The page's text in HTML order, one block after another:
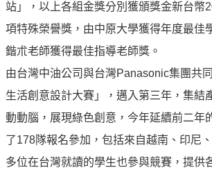
油
品
牌
神
零
中
油
站」，以上各組金獎分別獲頒獎金新台幣
項特殊榮譽獎，由中原大學獲得年度最佳
鍇朮老師獲得最佳指導老師獎。
由台灣中油公司與台灣Panasonic集團共
生活創意設計大賽」，邁入第三年，集結
動動腦，展現綠色創意，今年延續前二年
了178隊報名參加，包括來自越南、印尼
多位在台灣就讀的學生也參與競賽，提供